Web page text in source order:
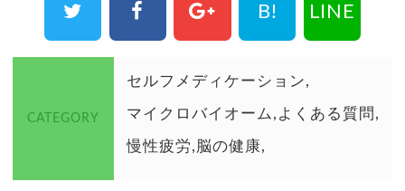
B! LINE
CATEGORY
セルフメディケーション
マイクロバイオーム よくある質問
慢性疲労 脳の健康